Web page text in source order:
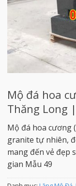
Mộ đá hoa
Thăng Long
Mộ đá hoa cương
granite tự nhiên,
mang đến vẻ đẹp
gian Mẫu 49